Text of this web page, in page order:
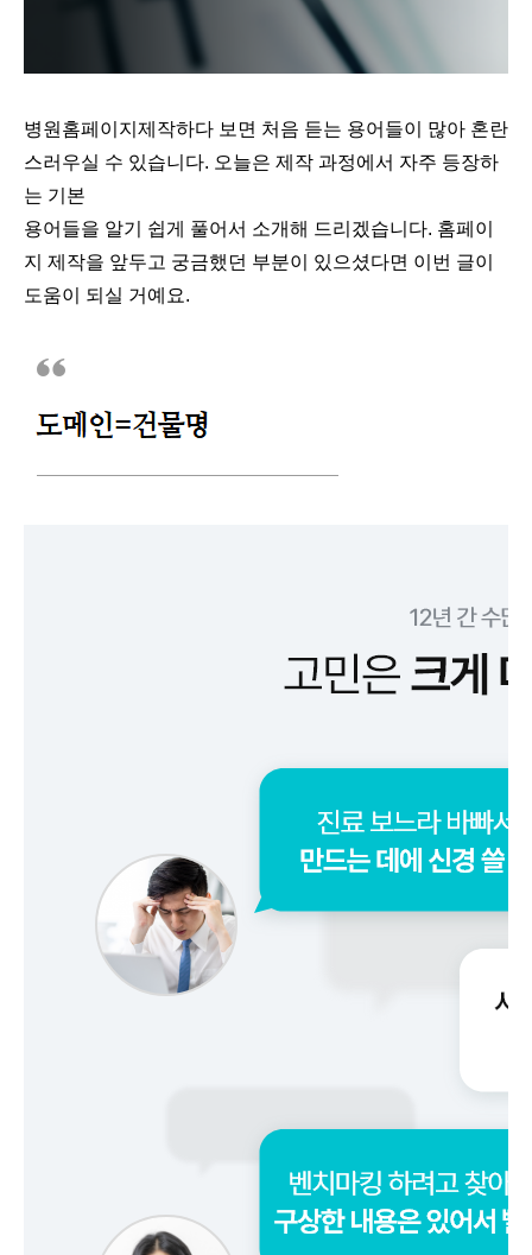
병원홈페이지제작하다 보면 처음 듣는 용어들이 많아 혼란
스러우실 수 있습니다. 오늘은 제작 과정에서 자주 등장하
는 기본
용어들을 알기 쉽게 풀어서 소개해 드리겠습니다. 홈페이
지 제작을 앞두고 궁금했던 부분이 있으셨다면 이번 글이
도움이 되실 거예요.